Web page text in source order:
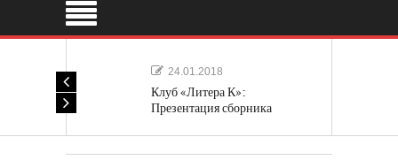
24.01.2018
Клуб «Литера К»:
Презентация сборника